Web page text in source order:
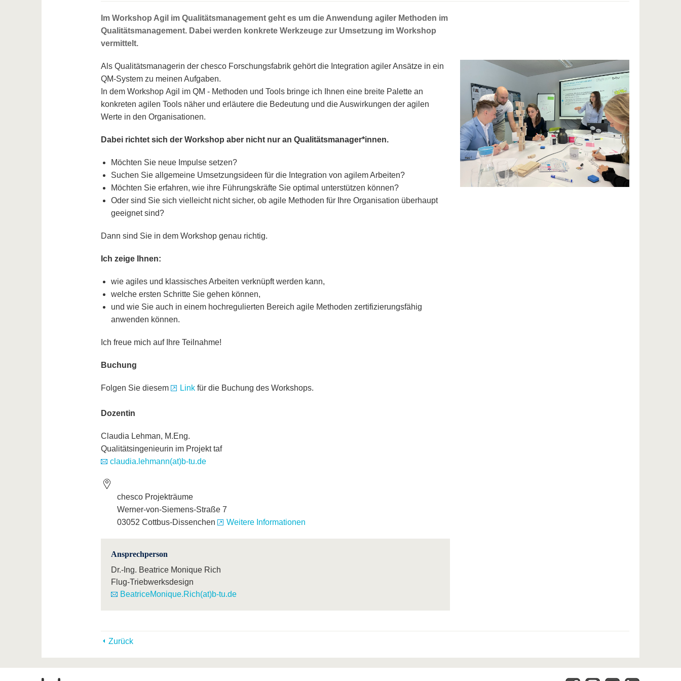
Im Workshop Agil im Qualitätsmanagement geht es um die Anwendung agiler Methoden im
Qualitätsmanagement. Dabei werden konkrete Werkzeuge zur Umsetzung im Workshop
vermittelt.
Als Qualitätsmanagerin der chesco Forschungsfabrik gehört die Integration agiler Ansätze in ein
QM-System zu meinen Aufgaben.
In dem Workshop Agil im QM - Methoden und Tools bringe ich Ihnen eine breite Palette an
konkreten agilen Tools näher und erläutere die Bedeutung und die Auswirkungen der agilen
Werte in den Organisationen.
Dabei richtet sich der Workshop aber nicht nur an Qualitätsmanager*innen.
Möchten Sie neue Impulse setzen?
Suchen Sie allgemeine Umsetzungsideen für die Integration von agilem Arbeiten?
Möchten Sie erfahren, wie ihre Führungskräfte Sie optimal unterstützen können?
Oder sind Sie sich vielleicht nicht sicher, ob agile Methoden für Ihre Organisation überhaupt
geeignet sind?
Dann sind Sie in dem Workshop genau richtig.
Ich zeige Ihnen:
wie agiles und klassisches Arbeiten verknüpft werden kann,
welche ersten Schritte Sie gehen können,
und wie Sie auch in einem hochregulierten Bereich agile Methoden zertifizierungsfähig
anwenden können.
Ich freue mich auf Ihre Teilnahme!
Buchung
Folgen Sie diesem Linkfür die Buchung des Workshops.
Dozentin
Claudia Lehman, M.Eng.
Qualitätsingenieurin im Projekt taf
claudia.lehmann(at)b-tu.de
chesco Projekträume
Werner-von-Siemens-Straße 7
03052 Cottbus-Dissenchen
Weitere Informationen
Ansprechperson
Dr.-Ing. Beatrice Monique Rich
Flug-Triebwerksdesign
BeatriceMonique.Rich(at)b-tu.de
Zurück